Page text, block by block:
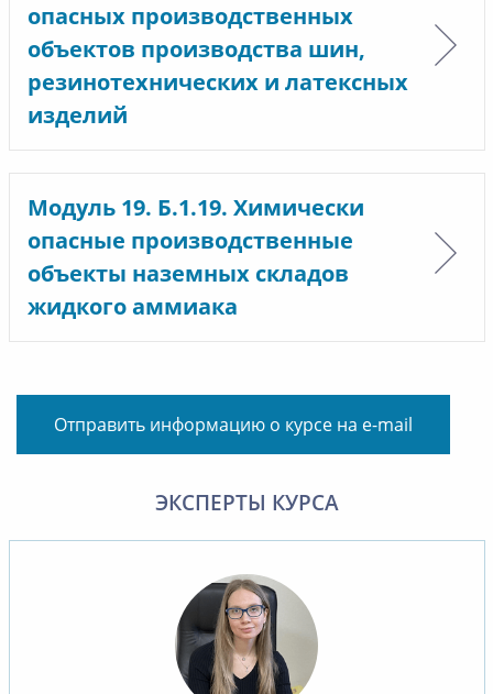
опасных производственных
объектов производства шин,
резинотехнических и латексных
изделий
Модуль 19. Б.1.19. Химически
опасные производственные
объекты наземных складов
жидкого аммиака
Отправить информацию о курсе на e-mail
ЭКСПЕРТЫ КУРСА